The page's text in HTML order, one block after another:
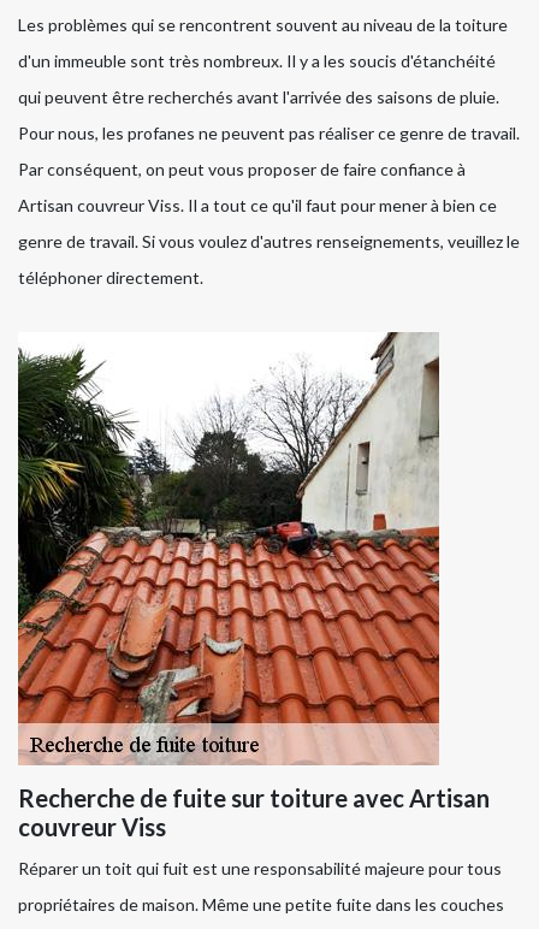
Les problèmes qui se rencontrent souvent au niveau de la toiture
d'un immeuble sont très nombreux. Il y a les soucis d'étanchéité
qui peuvent être recherchés avant l'arrivée des saisons de pluie.
Pour nous, les profanes ne peuvent pas réaliser ce genre de travail.
Par conséquent, on peut vous proposer de faire confiance à
Artisan couvreur Viss. Il a tout ce qu'il faut pour mener à bien ce
genre de travail. Si vous voulez d'autres renseignements, veuillez le
téléphoner directement.
Recherche de fuite sur toiture avec Artisan
couvreur Viss
Réparer un toit qui fuit est une responsabilité majeure pour tous
propriétaires de maison. Même une petite fuite dans les couches